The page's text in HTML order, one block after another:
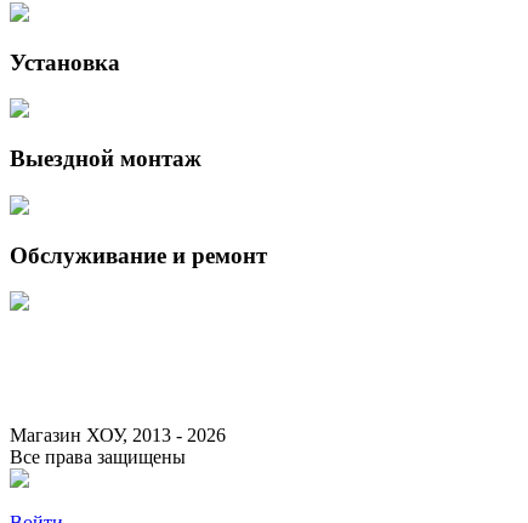
Установка
Выездной монтаж
Обслуживание и ремонт
Магазин ХОУ, 2013 - 2026
Все права защищены